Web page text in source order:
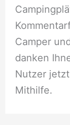
Camper
danken
Nutzer
Mithilfe.